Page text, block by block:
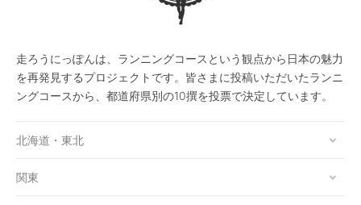
走ろうにっぽんは、ランニングコースという観点から日本の魅力
を再発見するプロジェクトです。皆さまに投稿いただいたランニ
ングコースから、都道府県別の10撰を投票で決定しています。
北海道・東北
関東